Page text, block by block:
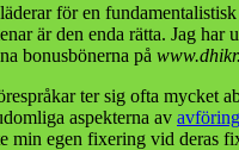
för en
är den enda rätta. Jag
bonusbönerna på
ter sig ofta mycket
aspekterna av avföring
min egen fixering vid deras